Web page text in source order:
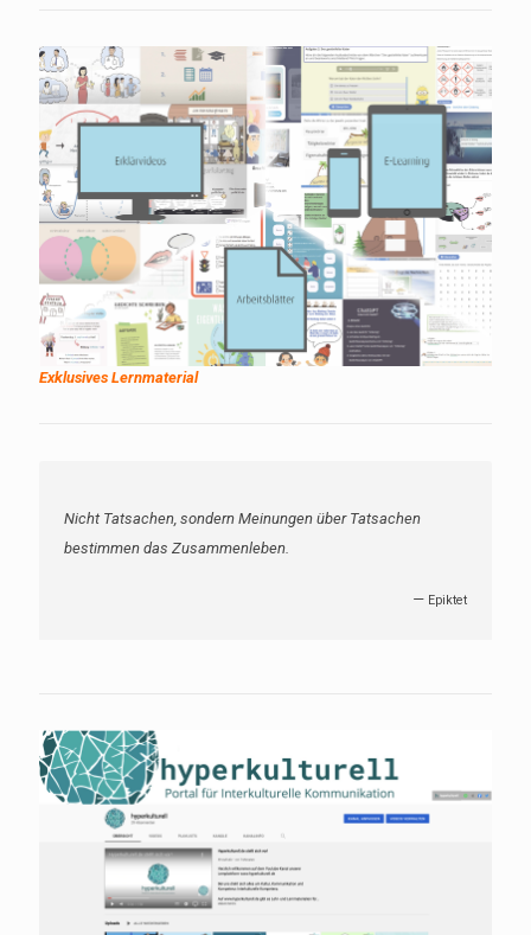
Exklusives Lernmaterial
Niemand ist so barbarisch, daß er nicht zivilisiert werden
kann, wenn er der Kultur ein geduldiges Ohr leiht.
—Horaz